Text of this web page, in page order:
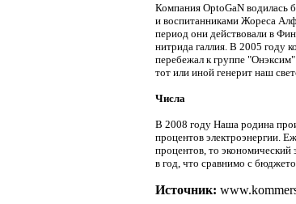
Компания OptoGaN водилась
и воспитанниками Жореса
период они действовали в
нитрида галлия. В 2005 году
перебежал к группе
тот или иной генерит наш
Числа
В 2008 году Наша родина
процентов электроэнергии.
процентов, то экономический
в год, что сравнимо с
Источник: